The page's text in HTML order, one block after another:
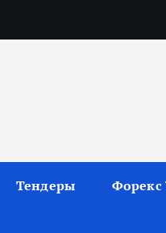
Тендеры Форекс